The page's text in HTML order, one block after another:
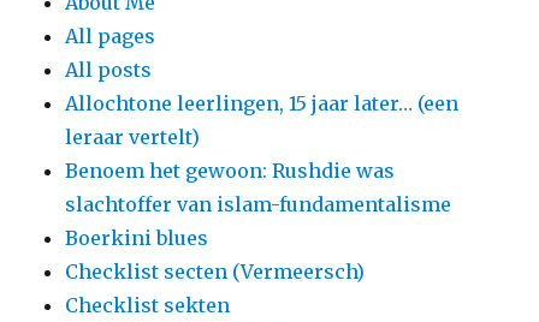
All pages
All posts
Allochtone leerlingen, 15 jaar later… (een
leraar vertelt)
Benoem het gewoon: Rushdie was
slachtoffer van islam-fundamentalisme
Boerkini blues
Checklist secten (Vermeersch)
Checklist sekten